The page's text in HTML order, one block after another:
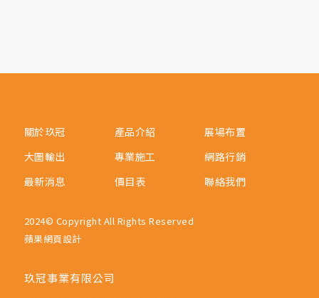
關於玖冠 產品介紹
展場布置
大圖輸出
專業施工
網路行銷
最新消息
價目表 聯絡我們
2024© Copyright All Rights Reserved
蘋果網頁設計
玖冠事業有限公司